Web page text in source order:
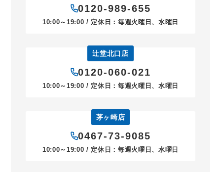
0120-989-655
10:00～19:00 / 定休日：毎週火曜日、水曜日
辻堂北口店
0120-060-021
10:00～19:00 / 定休日：毎週火曜日、水曜日
茅ヶ崎店
0467-73-9085
10:00～19:00 / 定休日：毎週火曜日、水曜日